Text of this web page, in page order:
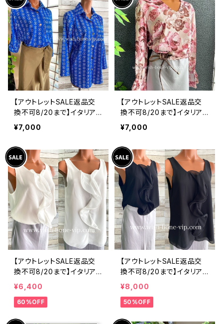
(L)(XL)
【アウトレットSALE返品交
換不可8/20まで】イタリア
製シャツ・ブラウス・トップス
｜Made in ITALY｜ロール
ャツ/ブルー
¥7,000
【アウトレットSALE返品交
換不可8/20まで】イタリア
製トップス｜ Made in ITA
LY｜フリル長袖 ロマンテ
プス/ピンク-SALE
¥7,000
【アウトレットSALE返品交
換不可8/20まで】イタリア
製 CASADEILUCA ITALY
｜前フリル＆BIGフリルトッ
プス /ホワイト
¥6,400
60%OFF
【アウトレットSALE返品交
換不可8/20まで】イタリア
製 CASADEILUCA ITALY
｜前フリル＆BIGフリルトッ
プス /ブラック
¥8,000
50%OFF